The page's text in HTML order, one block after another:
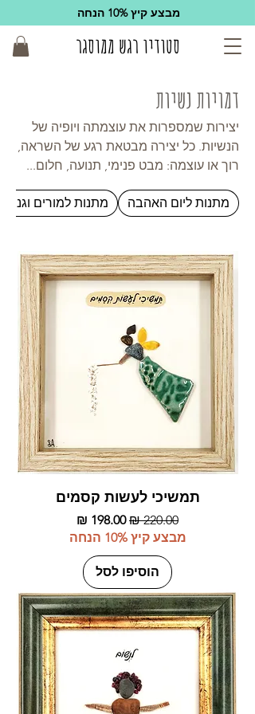
סטודיו רגש ממוסגר
מבצע קיץ 10% הנחה
דמויות נשיות
יצירות שמספרות את עוצמתה ויופיה של
הנשיות. כל יצירה מבטאת רגע של השראה,
רוך או עוצמה: מבט פנימי, תנועה, חלום...
שלכם. תתכוננו להתרגש ולרגש...​
מתנות ליום האהבה מתנות למורים וגננות
תמשיכי לעשות קסמים
מחיר רגילמחיר מבצע
מבצע קיץ 10% הנחה
הוסיפו לסל